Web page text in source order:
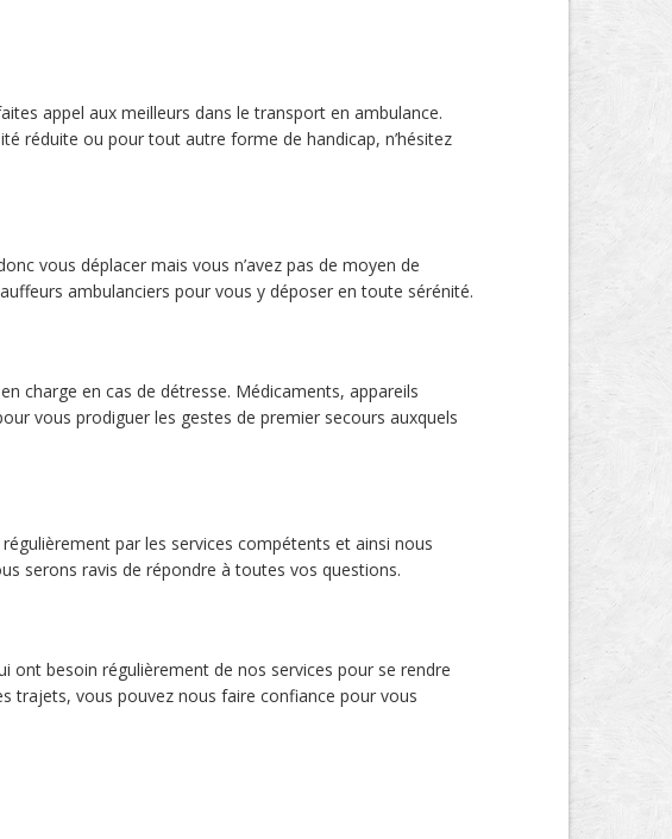
appel aux meilleurs dans le transport en ambulance.
réduite ou pour tout autre forme de handicap, n’hésitez
vous déplacer mais vous n’avez pas de moyen de
ambulanciers pour vous y déposer en toute sérénité.
charge en cas de détresse. Médicaments, appareils
vous prodiguer les gestes de premier secours auxquels
par les services compétents et ainsi nous
serons ravis de répondre à toutes vos questions.
besoin régulièrement de nos services pour se rendre
trajets, vous pouvez nous faire confiance pour vous